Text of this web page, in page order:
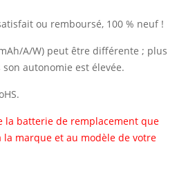
ou remboursé, 100 % neuf !
A/W) peut être différente ; plus
autonomie est élevée.
la batterie de remplacement que
la marque et au modèle de votre